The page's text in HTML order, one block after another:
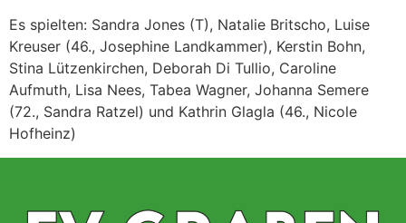
Es spielten: Sandra Jones (T), Natalie Britscho, Luise
Kreuser (46., Josephine Landkammer), Kerstin Bohn,
Stina Lützenkirchen, Deborah Di Tullio, Caroline
Aufmuth, Lisa Nees, Tabea Wagner, Johanna Semere
(72., Sandra Ratzel) und Kathrin Glagla (46., Nicole
Hofheinz)